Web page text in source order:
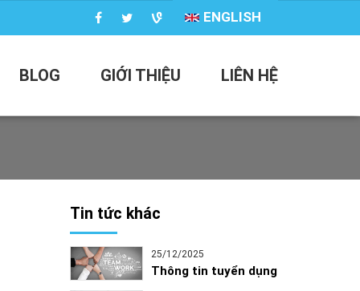
ENGLISH
BLOG GIỚI THIỆU LIÊN HỆ
Tin tức khác
25/12/2025
Thông tin tuyển dụng